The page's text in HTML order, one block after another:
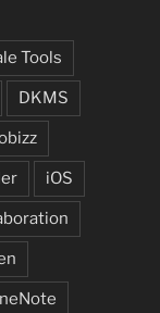
Tools
DKMS
iOS